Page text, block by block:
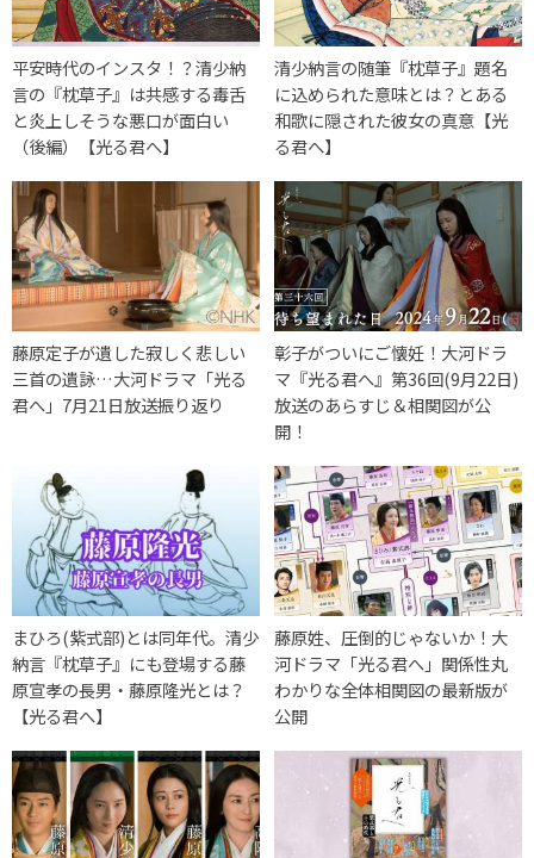
平安時代のインスタ！？清少納
言の『枕草子』は共感する毒舌
と炎上しそうな悪口が面白い
（後編）【光る君へ】
清少納言の随筆『枕草子』題名
に込められた意味とは？とある
和歌に隠された彼女の真意【光
る君へ】
藤原定子が遺した寂しく悲しい
三首の遺詠…大河ドラマ「光る
君へ」7月21日放送振り返り
彰子がついにご懐妊！大河ドラ
マ『光る君へ』第36回(9月22日)
放送のあらすじ＆相関図が公
開！
まひろ(紫式部)とは同年代。清少
納言『枕草子』にも登場する藤
原宣孝の長男・藤原隆光とは？
【光る君へ】
藤原姓、圧倒的じゃないか！大
河ドラマ「光る君へ」関係性丸
わかりな全体相関図の最新版が
公開